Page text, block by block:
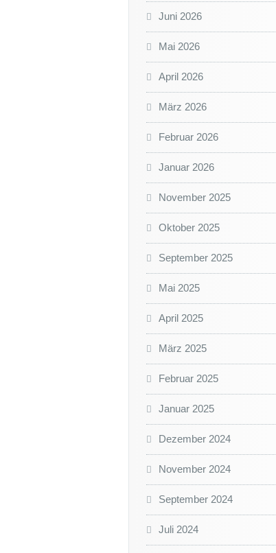
Juni 2026
Mai 2026
April 2026
März 2026
Februar 2026
Januar 2026
November 2025
Oktober 2025
September 2025
Mai 2025
April 2025
März 2025
Februar 2025
Januar 2025
Dezember 2024
November 2024
September 2024
Juli 2024